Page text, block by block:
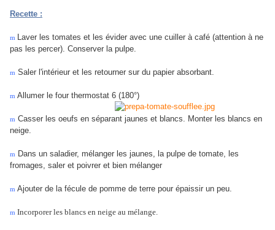
Recette :
m Laver les tomates et les évider avec une cuiller à café (attention à ne
pas les percer). Conserver la pulpe.
m Saler l'intérieur et les retourner sur du papier absorbant.
m Allumer le four thermostat 6 (180°)
m Casser les oeufs en séparant jaunes et blancs. Monter les blancs en
neige.
m
Dans un saladier, mélanger les jaunes, la pulpe de tomate, les
fromages, saler et poivrer et bien mélanger
m Ajouter de la fécule de pomme de terre pour épaissir un peu.
m Incorporer les blancs en neige au mélange.